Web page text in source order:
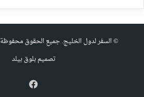
©السفر لدول الخليج. جميع الحقوق محفوظة
تصميمبلوق بيلد
فيسبوك